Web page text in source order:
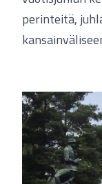
perinteitä,